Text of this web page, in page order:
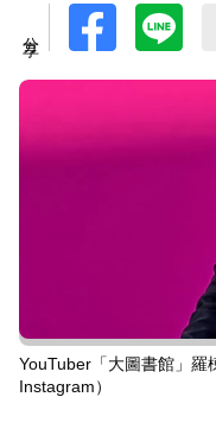
YouTuber「大圖書館」羅
Instagram）